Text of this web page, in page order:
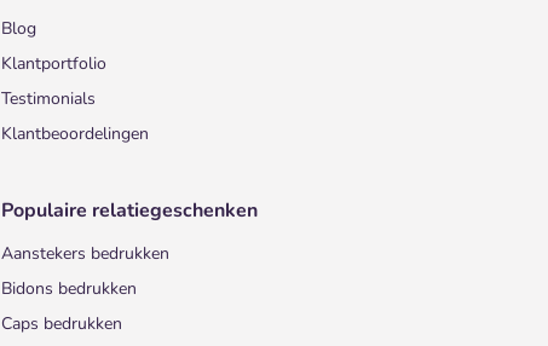
Blog
Klantportfolio
Testimonials
Klantbeoordelingen
Populaire relatiegeschenken
Aanstekers bedrukken
Bidons bedrukken
Caps bedrukken